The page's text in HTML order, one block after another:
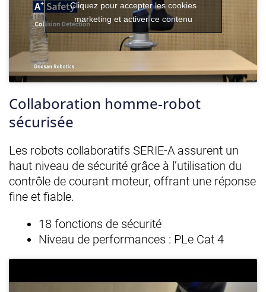
Cliquez pour accepter les cookies
marketing et activer ce contenu
Collaboration homme-robot
sécurisée
Les robots collaboratifs SERIE-A assurent un
haut niveau de sécurité grâce à l’utilisation du
contrôle de courant moteur, offrant une réponse
fine et fiable.
18 fonctions de sécurité
Niveau de performances : PLe Cat 4